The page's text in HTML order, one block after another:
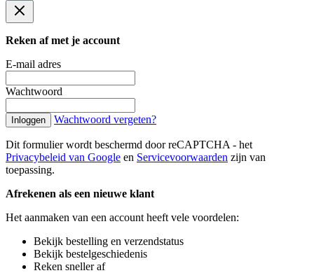
Reken af met je account
E-mail adres
Wachtwoord
Inloggen Wachtwoord vergeten?
Dit formulier wordt beschermd door reCAPTCHA - het
Privacybeleid van Google en Servicevoorwaarden zijn van
toepassing.
Afrekenen als een nieuwe klant
Het aanmaken van een account heeft vele voordelen:
Bekijk bestelling en verzendstatus
Bekijk bestelgeschiedenis
Reken sneller af